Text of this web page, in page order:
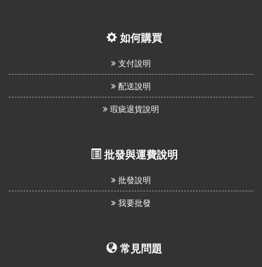
如何購買
支付說明
配送說明
瑕疵退貨說明
批發與運費說明
批發說明
我要批發
常見問題